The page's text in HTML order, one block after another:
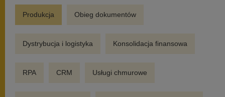
Produkcja Obieg dokumentów
Dystrybucja i logistyka Konsolidacja finansowa
RPA CRM Usługi chmurowe